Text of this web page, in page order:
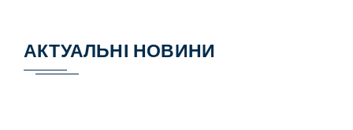
АКТУАЛЬНІ НОВИНИ